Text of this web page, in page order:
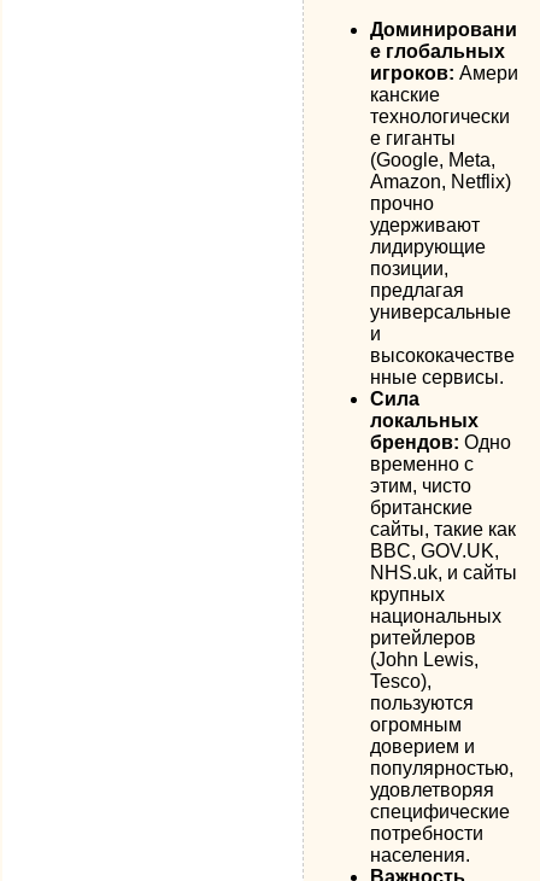
Доминировани
е глобальных
игроков: Амери
канские
технологически
е гиганты
(Google, Meta,
Amazon, Netflix)
прочно
удерживают
лидирующие
позиции,
предлагая
универсальные
и
высококачестве
нные сервисы.
Сила
локальных
брендов: Одно
временно с
этим, чисто
британские
сайты, такие как
BBC, GOV.UK,
NHS.uk, и сайты
крупных
национальных
ритейлеров
(John Lewis,
Tesco),
пользуются
огромным
доверием и
популярностью,
удовлетворяя
специфические
потребности
населения.
Важность